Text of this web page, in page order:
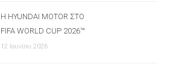
Η HYUNDAI MOTOR ΣΤΟ
FIFA WORLD CUP 2026™
12 Ιουνίου 2026